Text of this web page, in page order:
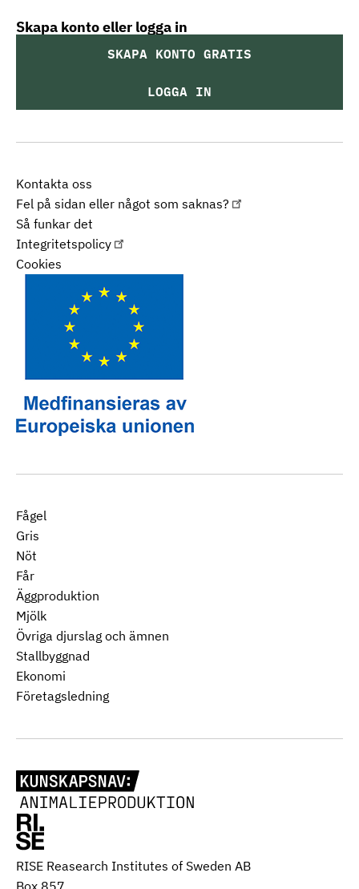
RISE Reasearch Institutes of Sweden AB
Box 857
Fågel
Gris
Nöt
Får
Äggproduktion
Mjölk
Övriga djurslag och ämnen
Stallbyggnad
Ekonomi
Företagsledning
Kontakta oss
Fel på sidan eller något som saknas?
Så funkar det
Integritetspolicy
Cookies
Skapa konto eller logga in
SKAPA KONTO GRATIS
LOGGA IN